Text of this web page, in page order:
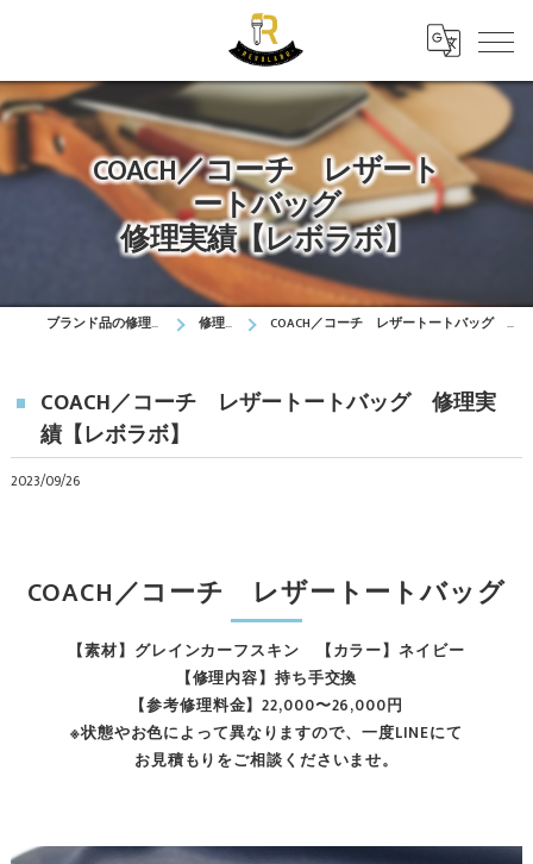
COACH／コーチ レザート
ートバッグ
修理実績【レボラボ】
ブランド品の修理はレボラボ 修理実績 COACH／コーチ レザートートバッグ 修理実績【レボラボ】
COACH／コーチ レザートートバッグ 修理実
績【レボラボ】
2023/09/26
【素材】グレインカーフスキン 【カラー】ネイビー
【修理内容】持ち手交換
【参考修理料金】22,000〜26,000円
※状態やお色によって異なりますので、一度LINEにて
お見積もりをご相談くださいませ。
COACH／コーチ レザートートバッグ